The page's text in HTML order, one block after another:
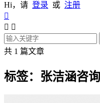
Hi，请 登录 或 注册

 
共 1 篇文章
标签：张洁涵咨